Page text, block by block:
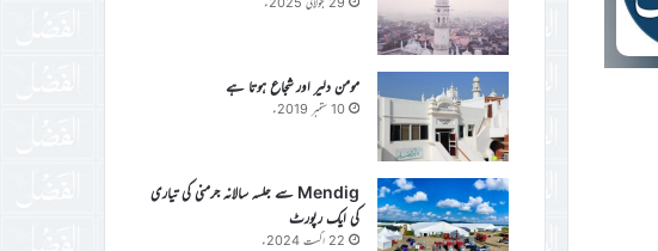
مومن دلیر اور شجاع ہوتا ہے
10 ستمبر 2019ء
Mendig سے جلسہ سالانہ جرمنی کی تیاری
کی ایک رپورٹ
22 اگست 2024ء